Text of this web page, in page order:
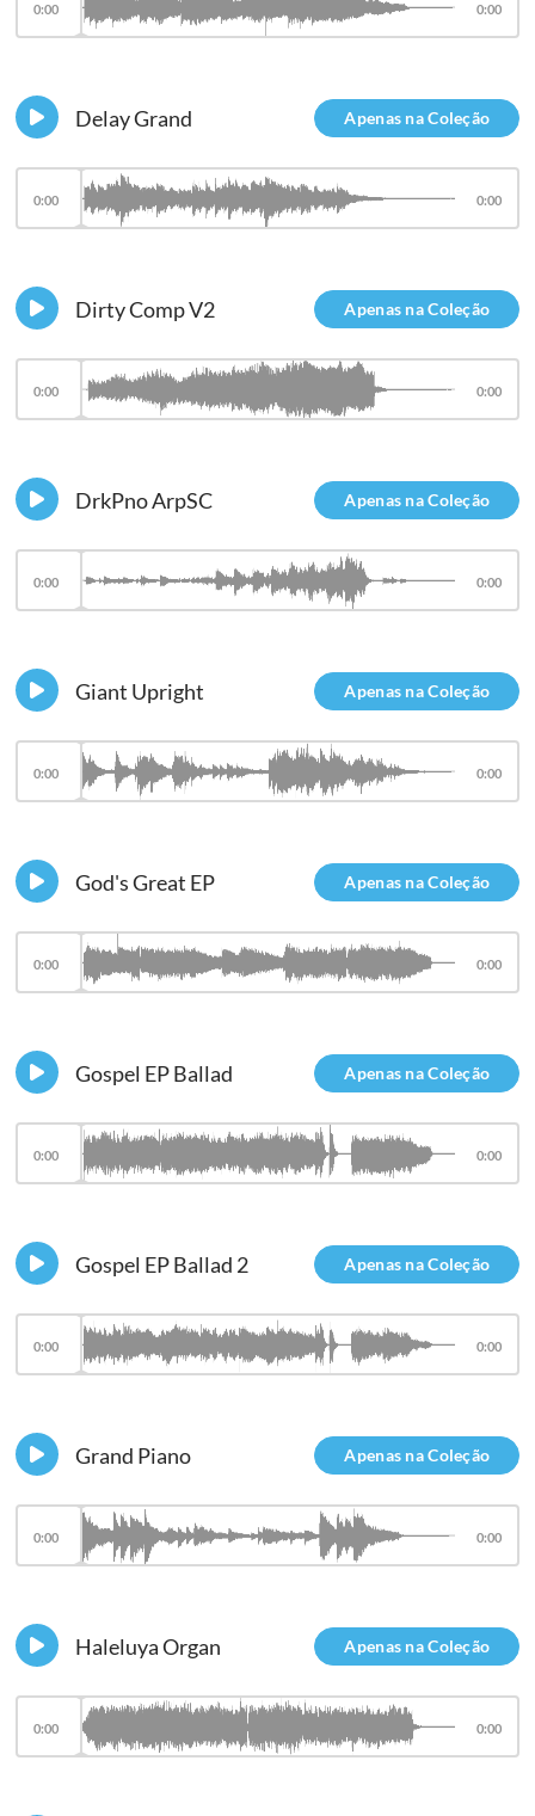
0:00 0:00
Apenas na Coleção
Delay Grand
0:00 0:00
Apenas na Coleção
Dirty Comp V2
0:00 0:00
Apenas na Coleção
DrkPno ArpSC
0:00 0:00
Apenas na Coleção
Giant Upright
0:00 0:00
Apenas na Coleção
God's Great EP
0:00 0:00
Apenas na Coleção
Gospel EP Ballad
0:00 0:00
Apenas na Coleção
Gospel EP Ballad 2
0:00 0:00
Apenas na Coleção
Grand Piano
0:00 0:00
Apenas na Coleção
Haleluya Organ
0:00 0:00